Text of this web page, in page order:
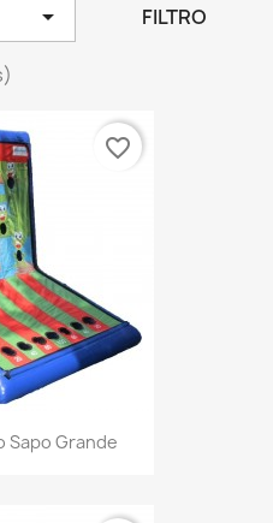
 FILTRO
Sapo Grande
favorite_border